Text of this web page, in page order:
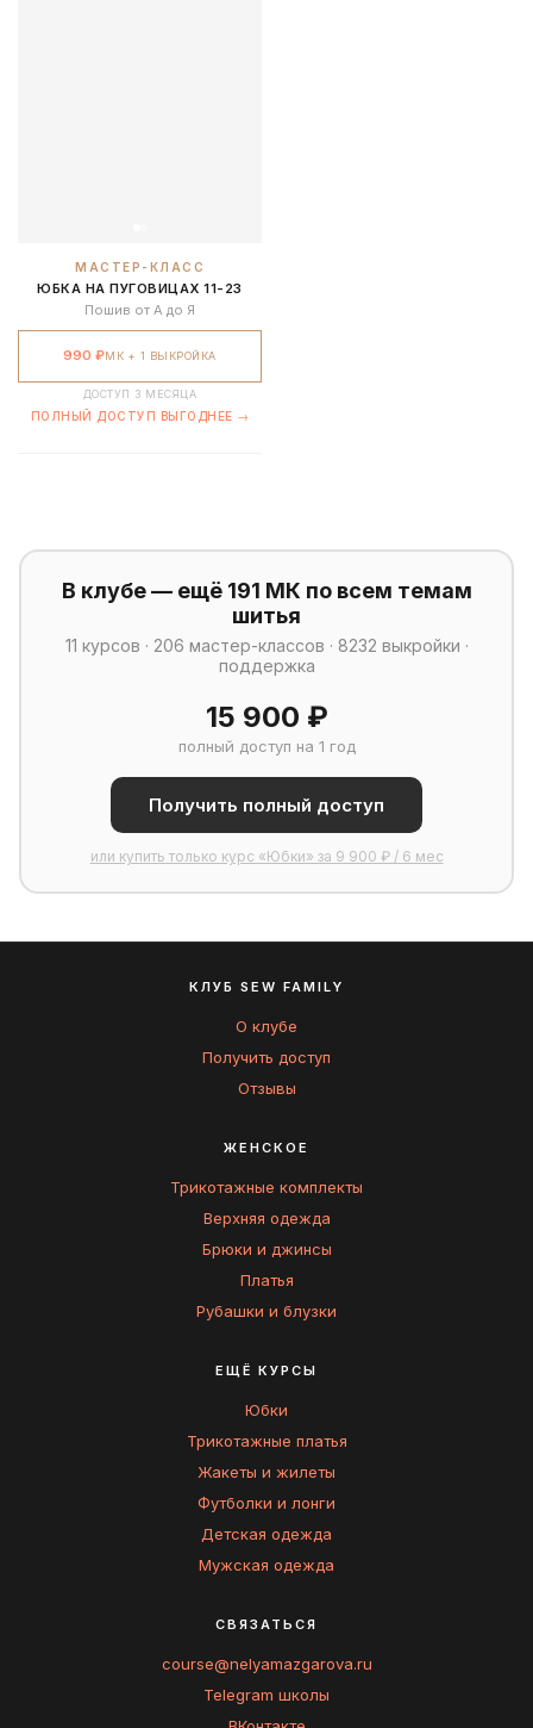
МАСТЕР-КЛАСС
ЮБКА НА ПУГОВИЦАХ 11-23
Пошив от А до Я
990 ₽МК + 1 ВЫКРОЙКА
ДОСТУП 3 МЕСЯЦА
ПОЛНЫЙ ДОСТУП ВЫГОДНЕЕ →
В клубе — ещё 191 МК по всем темам
шитья
11 курсов · 206 мастер-классов · 8232 выкройки ·
поддержка
15 900 ₽
полный доступ на 1 год
Получить полный доступ
или купить только курс «Юбки» за 9 900 ₽ / 6 мес
КЛУБ SEW FAMILY
О клубе
Получить доступ
Отзывы
ЖЕНСКОЕ
Трикотажные комплекты
Верхняя одежда
Брюки и джинсы
Платья
Рубашки и блузки
ЕЩЁ КУРСЫ
Юбки
Трикотажные платья
Жакеты и жилеты
Футболки и лонги
Детская одежда
Мужская одежда
СВЯЗАТЬСЯ
course@nelyamazgarova.ru
Telegram школы